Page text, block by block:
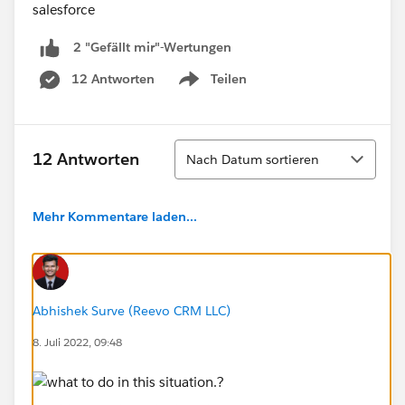
salesforce
2 "Gefällt mir"-Wertungen
12 Antworten
Teilen
Show menu
12 Antworten
Sortieren
Nach Datum sortieren
Mehr Kommentare laden...
Abhishek Surve (Reevo CRM LLC)
8. Juli 2022, 09:48